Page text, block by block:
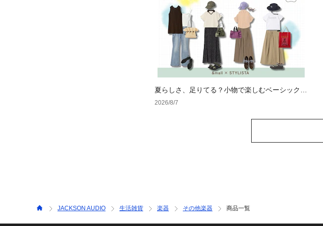
夏らしさ、足りてる？小物で楽しむベーシックコ
ーデ4選
2026/8/7
JACKSON AUDIO 生活雑貨 楽器 その他楽器 商品一覧